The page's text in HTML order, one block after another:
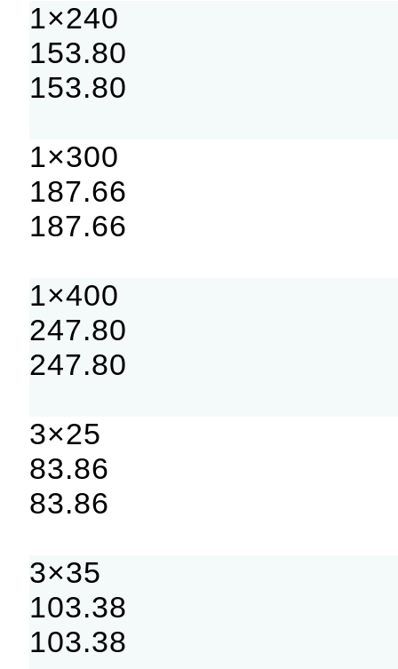
1×240
153.80
153.80
1×300
187.66
187.66
1×400
247.80
247.80
3×25
83.86
83.86
3×35
103.38
103.38